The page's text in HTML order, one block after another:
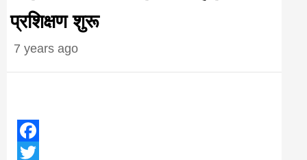
magazine of
Nepal brings
news in hindi
प्रशिक्षण शुरू
7 years ago
Facebook